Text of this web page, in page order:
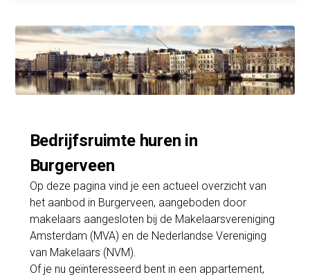
Bedrijfsruimte huren in
Burgerveen
Op deze pagina vind je een actueel overzicht van
het aanbod in Burgerveen, aangeboden door
makelaars aangesloten bij de Makelaarsvereniging
Amsterdam (MVA) en de Nederlandse Vereniging
van Makelaars (NVM).
Of je nu geïnteresseerd bent in een appartement,